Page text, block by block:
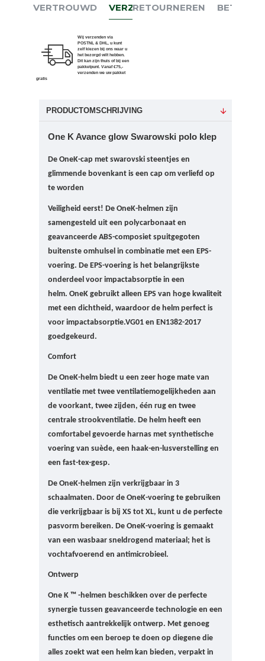
VERTROUWD VERZENDEN
Wij verzenden via
POSTNL & DHL, u kunt
zelf kiezen bij ons waar u
het bezorgd wilt hebben.
Dit kan zijn thuis of bij een
pakketpunt. Vanaf €75,-
verzenden we uw pakket
gratis
RETOURNEREN BETALEN
PRODUCTOMSCHRIJVING
One K Avance glow Swarowski polo klep
De OneK-cap met swarovski steentjes en
glimmende bovenkant is een cap om verliefd op
te worden
Veiligheid eerst! De OneK-helmen zijn
samengesteld uit een polycarbonaat en
geavanceerde ABS-composiet spuitgegoten
buitenste omhulsel in combinatie met een EPS-
voering. De EPS-voering is het belangrijkste
onderdeel voor impactabsorptie in een
helm. OneK gebruikt alleen EPS van hoge kwaliteit
met een dichtheid, waardoor de helm perfect is
voor impactabsorptie.VG01 en EN1382-2017
goedgekeurd.
Comfort
De OneK-helm biedt u een zeer hoge mate van
ventilatie met twee ventilatiemogelijkheden aan
de voorkant, twee zijden, één rug en twee
centrale strookventilatie. De helm heeft een
comfortabel gevoerde harnas met synthetische
voering van suède, een haak-en-lusverstelling en
een fast-tex-gesp.
De OneK-helmen zijn verkrijgbaar in 3
schaalmaten. Door de OneK-voering te gebruiken
die verkrijgbaar is bij XS tot XL, kunt u de perfecte
pasvorm bereiken. De OneK-voering is gemaakt
van een wasbaar sneldrogend materiaal; het is
vochtafvoerend en antimicrobieel.
Ontwerp
One K ™ -helmen beschikken over de perfecte
synergie tussen geavanceerde technologie en een
esthetisch aantrekkelijk ontwerp. Met genoeg
functies om een ​​beroep te doen op diegene die
alles zoekt wat een helm kan bieden, verpakt in